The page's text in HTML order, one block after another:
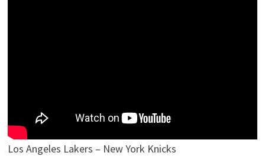
Los Angeles Lakers – New York Knicks